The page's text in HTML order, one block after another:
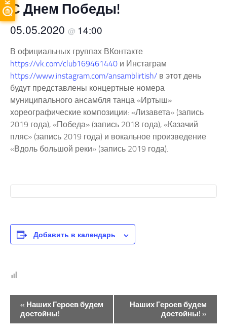
С Днем Победы!
05.05.2020 @ 14:00
В официальных группах ВКонтакте
https://vk.com/club169461440 и Инстаграм
https://www.instagram.com/ansamblirtish/ в этот день
будут представлены концертные номера
муниципального ансамбля танца «Иртыш»
хореографические композиции: «Лизавета» (запись
2019 года), «Победа» (запись 2018 года), «Казачий
пляс» (запись 2019 года) и вокальное произведение
«Вдоль большой реки» (запись 2019 года).
Добавить в календарь
в
« Наших Героев будем
достойны!
Наших Героев будем
достойны! »